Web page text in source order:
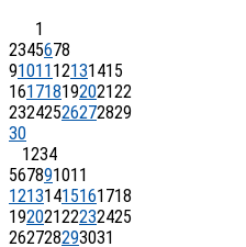
1
2345678
91011 12131415
16171819202122
23242526272829
30
1234
567891011
12131415161718
19202122232425
262728293031